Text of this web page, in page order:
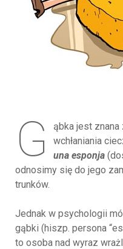
G
ąbka jest
wchłaniania
una esponja
odnosimy się do jego
trunków.
Jednak w psychologii
gąbki (hiszp. persona
to osoba nad wyraz